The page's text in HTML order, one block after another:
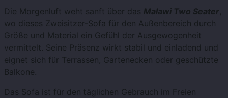
Die Morgenluft weht sanft über das Malawi Two Seater,
wo dieses Zweisitzer-Sofa für den Außenbereich durch
Größe und Material ein Gefühl der Ausgewogenheit
vermittelt. Seine Präsenz wirkt stabil und einladend und
eignet sich für Terrassen, Gartenecken oder geschützte
Balkone.
Das Sofa ist für den täglichen Gebrauch im Freien